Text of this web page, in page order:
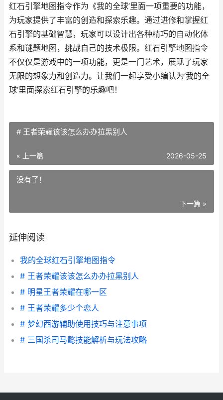
红石引擎地图指令作为《我的全球’里面一项重要的功能，
为玩家提供了丰富的创造和探索乐趣。通过进修和掌握红
石引擎的基础智慧，玩家可以设计出各种精巧的自动化体
系和谜题地图，挑战自己的技术极限。红石引擎地图指令
不仅仅是游戏中的一项功能，更是一门艺术，展现了玩家
无限的想象力和创造力。让我们一起享受小编认为‘我的全
球’里面探索红石引擎的乐趣吧！
# 王者荣耀该该怎么办办拉黑别人
« 上一篇 2026-05-25
没有了！
下一篇 »
延伸阅读
我的全球红石引擎地图指令
# 王者荣耀该该怎么办办拉黑别人
# 明星王者荣耀在哪一区
# 王者荣耀多少个恋人
# 梦幻西游辅助使用技巧与注意事项
# 三国杀司马懿技能解析与玩法攻略